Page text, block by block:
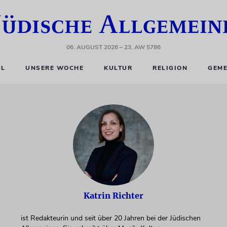
06. AUGUST 2026– 23. AW 5786
UNSERE WOCHE KULTUR RELIGION
Katrin Richter
ist Redakteurin und seit über 20 Jahren bei der Jüdischen